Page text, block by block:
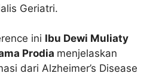
Geriatri.
ini Ibu Dewi Muliaty
Prodia menjelaskan
dari Alzheimer’s Disease